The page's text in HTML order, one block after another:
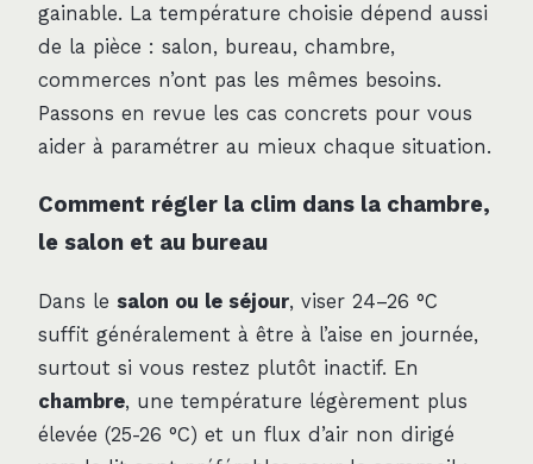
gainable. La température choisie dépend aussi
de la pièce : salon, bureau, chambre,
commerces n’ont pas les mêmes besoins.
Passons en revue les cas concrets pour vous
aider à paramétrer au mieux chaque situation.
Comment régler la clim dans la chambre,
le salon et au bureau
Dans le salon ou le séjour, viser 24–26 °C
suffit généralement à être à l’aise en journée,
surtout si vous restez plutôt inactif. En
chambre, une température légèrement plus
élevée (25-26 °C) et un flux d’air non dirigé